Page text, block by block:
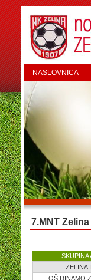
NASLOVNICA
7.MNT Zelina
SKUPINA
ZELINA I
OŠ DINAMO